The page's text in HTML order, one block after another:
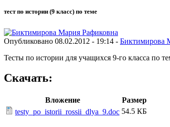
тест по истории (9 класс) по теме
Опубликовано 08.02.2012 - 19:14 - Биктимирова
Тесты по истории для учащихся 9-го класса по
Скачать:
Вложение
Размер
testy_po_istorii_rossii_dlya_9.doc 54.5 КБ